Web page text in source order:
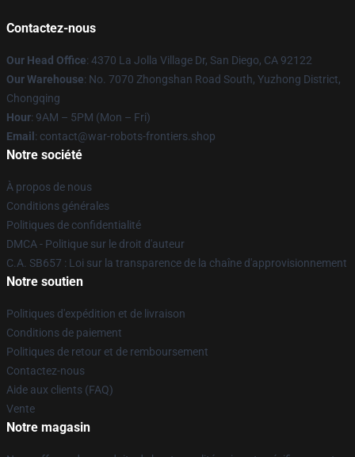
Contactez-nous
Our Head Office: 4370 La Jolla Village Dr, San Diego, CA 92122
Our Warehouse: No. 7070 Zhongshan Road South, Yuzhong District,
Chongqing
Hour: 9AM – 5PM (Mon – Fri)
Email : contact@war-robots-frontiers.shop
Notre société
À propos de nous
Conditions générales
Politiques de confidentialité
DMCA - Politique sur le droit d'auteur
C.A. SB657 : Loi sur la transparence de la chaîne d'approvisionnement
Notre soutien
Politiques d'expédition et de livraison
Conditions de paiement
Politiques de retour et de remboursement
Contactez-nous
Aide aux clients (FAQ)
Vente
Notre magasin